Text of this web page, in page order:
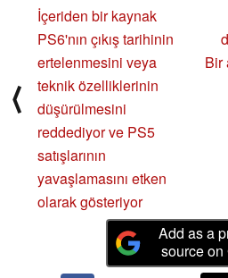
⟨
İçeriden bir kaynak
PS6'nın çıkış tarihinin
ertelenmesini veya
teknik özelliklerinin
düşürülmesini
reddediyor ve PS5
satışlarının
yavaşlamasını etken
olarak gösteriyor
Bir
Add as a
source on